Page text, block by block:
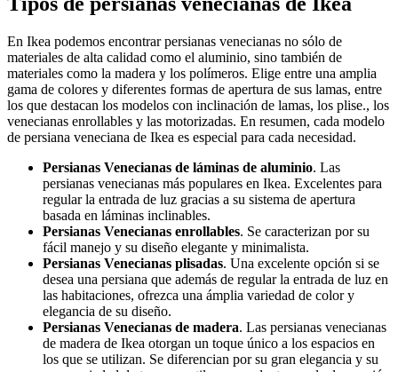
En Ikea podemos encontrar persianas venecianas no sólo de
materiales de alta calidad como el aluminio, sino también de
materiales como la madera y los polímeros. Elige entre una amplia
gama de colores y diferentes formas de apertura de sus lamas, entre
los que destacan los modelos con inclinación de lamas, los plise., los
venecianas enrollables y las motorizadas. En resumen, cada modelo
de persiana veneciana de Ikea es especial para cada necesidad.
Persianas Venecianas de láminas de aluminio. Las
persianas venecianas más populares en Ikea. Excelentes para
regular la entrada de luz gracias a su sistema de apertura
basada en láminas inclinables.
Persianas Venecianas enrollables. Se caracterizan por su
fácil manejo y su diseño elegante y minimalista.
Persianas Venecianas plisadas. Una excelente opción si se
desea una persiana que además de regular la entrada de luz en
las habitaciones, ofrezca una ámplia variedad de color y
elegancia de su diseño.
Persianas Venecianas de madera. Las persianas venecianas
de madera de Ikea otorgan un toque único a los espacios en
los que se utilizan. Se diferencian por su gran elegancia y su